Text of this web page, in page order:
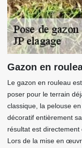
Gazon en
Le gazon en rouleau
poser pour le terrain
classique, la pelouse
décoratif entièrement
résultat est directement
Lors de la mise en